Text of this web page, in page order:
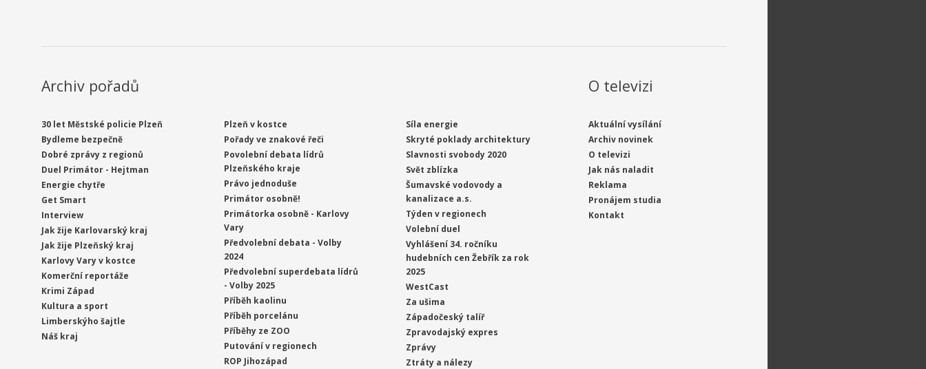
Archiv pořadů
30 let Městské policie Plzeň
Bydleme bezpečně
Dobré zprávy z regionů
Duel Primátor - Hejtman
Energie chytře
Get Smart
Interview
Jak žije Karlovarský kraj
Jak žije Plzeňský kraj
Karlovy Vary v kostce
Komerční reportáže
Krimi Západ
Kultura a sport
Limberskýho šajtle
Náš kraj
Plzeň v kostce
Pořady ve znakové řeči
Povolební debata lídrů
Plzeňského kraje
Právo jednoduše
Primátor osobně!
Primátorka osobně - Karlovy
Vary
Předvolební debata - Volby
2024
Předvolební superdebata lídrů
- Volby 2025
Příběh kaolinu
Příběh porcelánu
Příběhy ze ZOO
Putování v regionech
ROP Jihozápad
Síla energie
Skryté poklady architektury
Slavnosti svobody 2020
Svět zblízka
Šumavské vodovody a
kanalizace a.s.
Týden v regionech
Volební duel
Vyhlášení 34. ročníku
hudebních cen Žebřík za rok
2025
WestCast
Za ušima
Západočeský talíř
Zpravodajský expres
Zprávy
Ztráty a nálezy
O televizi
Aktuální vysílání
Archiv novinek
O televizi
Jak nás naladit
Reklama
Pronájem studia
Kontakt